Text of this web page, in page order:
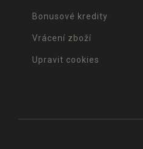
Bonusové kredity
Vrácení zboží
Upravit cookies